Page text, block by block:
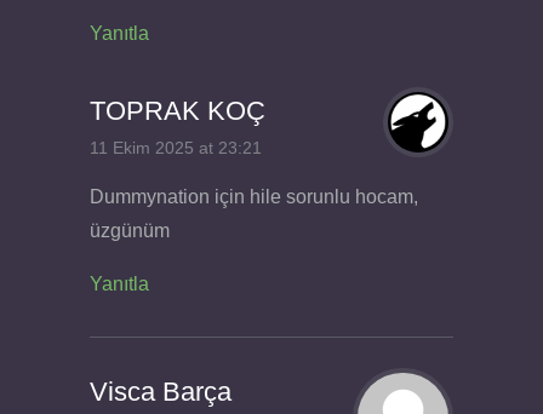
Yanıtla
TOPRAK KOÇ
11 Ekim 2025 at 23:21
Dummynation için hile sorunlu hocam,
üzgünüm
Yanıtla
Visca Barça